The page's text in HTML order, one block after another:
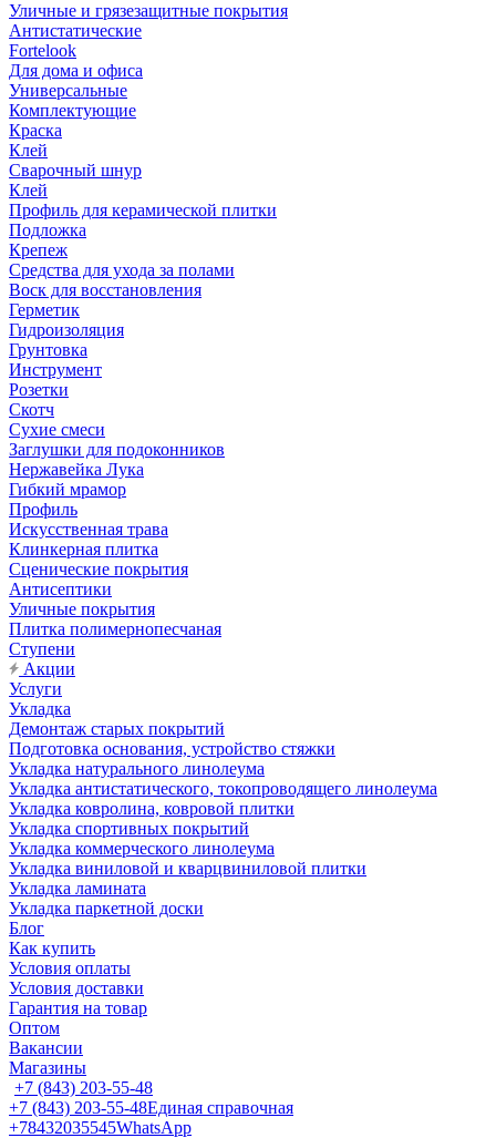
Уличные и грязезащитные покрытия
Антистатические
Fortelook
Для дома и офиса
Универсальные
Комплектующие
Краска
Клей
Сварочный шнур
Клей
Профиль для керамической плитки
Подложка
Крепеж
Средства для ухода за полами
Воск для восстановления
Герметик
Гидроизоляция
Грунтовка
Инструмент
Розетки
Скотч
Сухие смеси
Заглушки для подоконников
Нержавейка Лука
Гибкий мрамор
Профиль
Искусственная трава
Клинкерная плитка
Сценические покрытия
Антисептики
Уличные покрытия
Плитка полимернопесчаная
Ступени
Акции
Услуги
Укладка
Демонтаж старых покрытий
Подготовка основания, устройство стяжки
Укладка натурального линолеума
Укладка антистатического, токопроводящего линолеума
Укладка ковролина, ковровой плитки
Укладка спортивных покрытий
Укладка коммерческого линолеума
Укладка виниловой и кварцвиниловой плитки
Укладка ламината
Укладка паркетной доски
Блог
Как купить
Условия оплаты
Условия доставки
Гарантия на товар
Оптом
Вакансии
Магазины
+7 (843) 203-55-48
+7 (843) 203-55-48Единая справочная
+78432035545WhatsApp